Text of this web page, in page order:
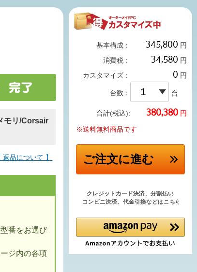
モリ/Corsair
返品について 】
番をお選び
ジ内の各項
基本構成：
円
消費税：
円
カスタマイズ：
円
台数： 台
合計(税込): 円
※送料無料商品です
ご注文に進む